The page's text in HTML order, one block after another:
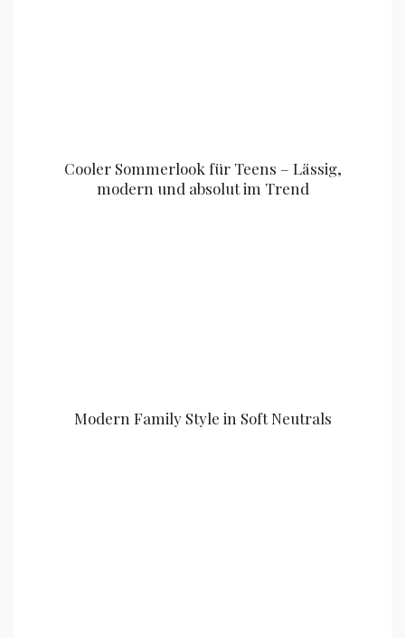
Cooler Sommerlook für Teens – Lässig,
modern und absolut im Trend
Modern Family Style in Soft Neutrals